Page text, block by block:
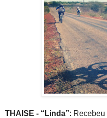
THAISE - “Linda”: